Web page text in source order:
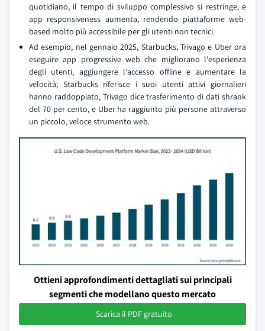
quotidiano, il tempo di sviluppo complessivo si restringe, e
app responsiveness aumenta, rendendo piattaforme web-
based molto più accessibile per gli utenti non tecnici.
Ad esempio, nel gennaio 2025, Starbucks, Trivago e Uber ora
eseguire app progressive web che migliorano l'esperienza
degli utenti, aggiungere l'accesso offline e aumentare la
velocità; Starbucks riferisce i suoi utenti attivi giornalieri
hanno raddoppiato, Trivago dice trasferimento di dati shrank
del 70 per cento, e Uber ha raggiunto più persone attraverso
un piccolo, veloce strumento web.
Ottieni approfondimenti dettagliati sui principali
segmenti che modellano questo mercato
Scarica il PDF gratuito